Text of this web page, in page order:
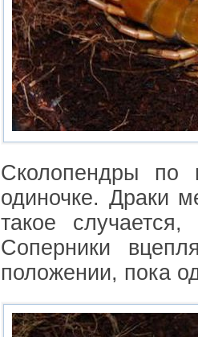
Сколопендры по
одиночке. Драки
такое
Соперники
положении, пока